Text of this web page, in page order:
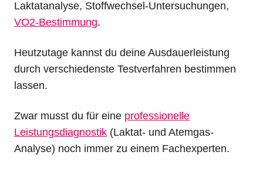
Laktatanalyse, Stoffwechsel-Untersuchungen,
VO2-Bestimmung.
Heutzutage kannst du deine Ausdauerleistung
durch verschiedenste Testverfahren bestimmen
lassen.
Zwar musst du für eine professionelle
Leistungsdiagnostik (Laktat- und Atemgas-
Analyse) noch immer zu einem Fachexperten.